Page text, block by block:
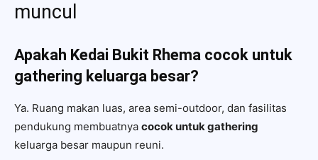
muncul
Apakah Kedai Bukit Rhema cocok untuk
gathering keluarga besar?
Ya. Ruang makan luas, area semi-outdoor, dan fasilitas
pendukung membuatnya cocok untuk gathering
keluarga besar maupun reuni.